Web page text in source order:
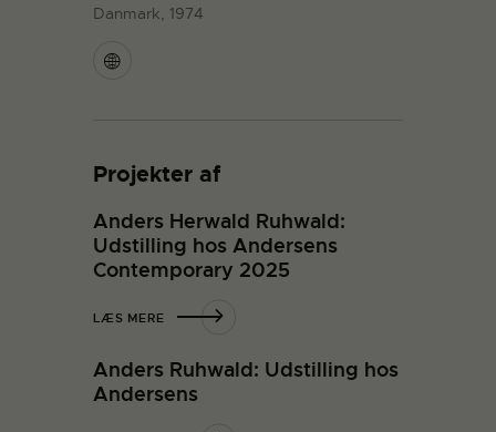
Danmark, 1974
Projekter af
Anders Herwald Ruhwald:
Udstilling hos Andersens
Contemporary 2025
LÆS MERE
Anders Ruhwald: Udstilling hos
Andersens